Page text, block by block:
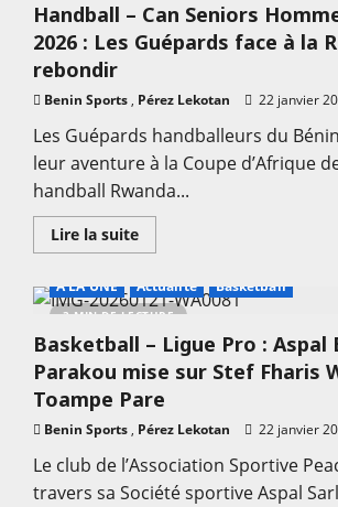
Bénin
signe
son
retour
scène
à
Abidjan
Handball – Can Seniors
2026 : Les Guépards face à la
rebondir
Benin Sports , Pérez Lekotan 22 janvier
Les Guépards handballeurs du
leur aventure à la Coupe d’Afrique
handball Rwanda...
Lire la suiteEn
savoir
Handball
–
Seniors
Hommes
Rwanda
:
Guépards
à
RDC
3 MIN DE LECTURE
A LA UNE Actualité Basketball
Basketball – Ligue Pro : Aspal
Parakou mise sur Stef Fharis
Toampe Pare
Benin Sports , Pérez Lekotan 22 janvier
Le club de l’Association Sportive
travers sa Société sportive Aspal